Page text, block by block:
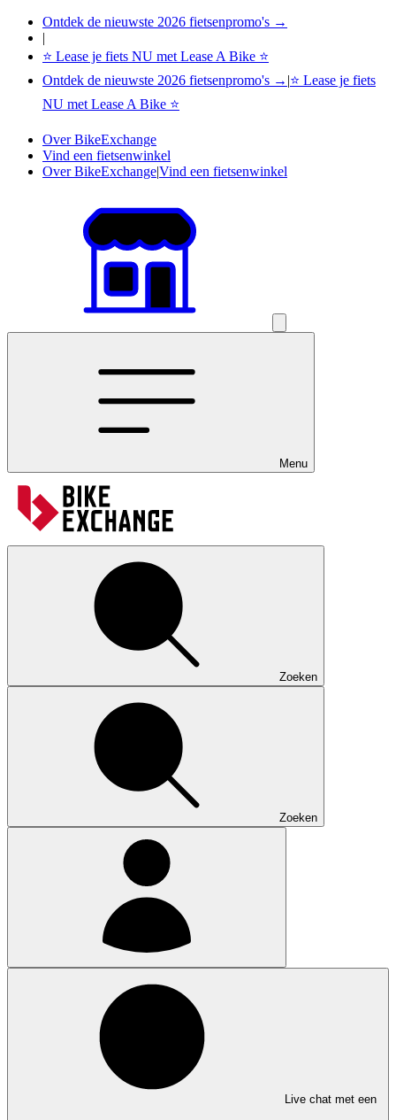
Ontdek de nieuwste 2026 fietsenpromo's →
|
⭐ Lease je fiets NU met Lease A Bike ⭐
Ontdek de nieuwste 2026 fietsenpromo's → |⭐ Lease je fiets
NU met Lease A Bike ⭐
Over BikeExchange
Vind een fietsenwinkel
Over BikeExchange|Vind een fietsenwinkel
Menu
Zoeken
Zoeken
Live chat met een